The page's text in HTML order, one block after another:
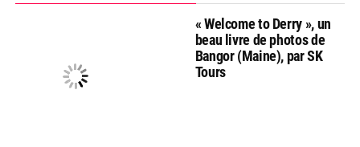
« Welcome to Derry », un
beau livre de photos de
Bangor (Maine), par SK
Tours